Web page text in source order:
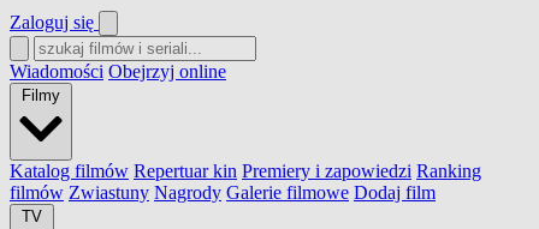
Zaloguj się
Wiadomości Obejrzyj online
Filmy
Katalog filmów Repertuar kin Premiery i zapowiedzi Ranking
filmów Zwiastuny Nagrody Galerie filmowe Dodaj film
TV